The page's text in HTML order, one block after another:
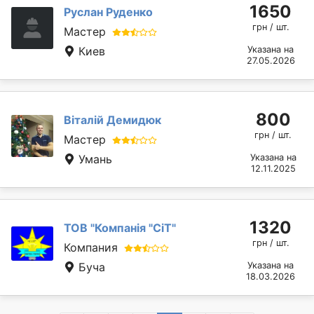
Руслан Руденко
Мастер
Киев
1650
грн / шт.
Указана на
27.05.2026
Віталій Демидюк
Мастер
Умань
800
грн / шт.
Указана на
12.11.2025
ТОВ "Компанія "СіТ"
Компания
Буча
1320
грн / шт.
Указана на
18.03.2026